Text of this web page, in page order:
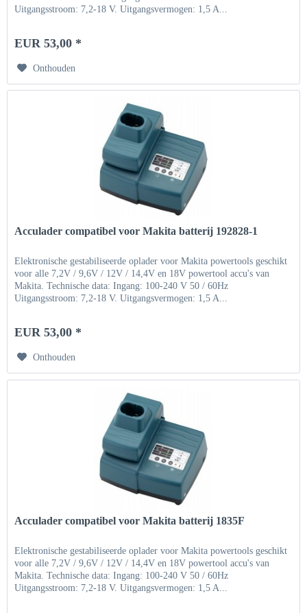
Uitgangsstroom: 7,2-18 V. Uitgangsvermogen: 1,5 A...
EUR 53,00 *
Onthouden
Acculader compatibel voor Makita batterij 192828-1
Elektronische gestabiliseerde oplader voor Makita powertools geschikt
voor alle 7,2V / 9,6V / 12V / 14,4V en 18V powertool accu's van
Makita. Technische data: Ingang: 100-240 V 50 / 60Hz
Uitgangsstroom: 7,2-18 V. Uitgangsvermogen: 1,5 A...
EUR 53,00 *
Onthouden
Acculader compatibel voor Makita batterij 1835F
Elektronische gestabiliseerde oplader voor Makita powertools geschikt
voor alle 7,2V / 9,6V / 12V / 14,4V en 18V powertool accu's van
Makita. Technische data: Ingang: 100-240 V 50 / 60Hz
Uitgangsstroom: 7,2-18 V. Uitgangsvermogen: 1,5 A...